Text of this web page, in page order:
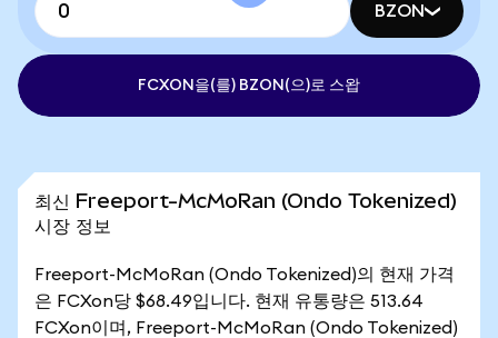
BZON
FCXON을(를) BZON(으)로 스왑
최신 Freeport-McMoRan (Ondo Tokenized)
시장 정보
Freeport-McMoRan (Ondo Tokenized)의 현재 가격
은 FCXon당 $68.49입니다. 현재 유통량은 513.64
FCXon이며, Freeport-McMoRan (Ondo Tokenized)